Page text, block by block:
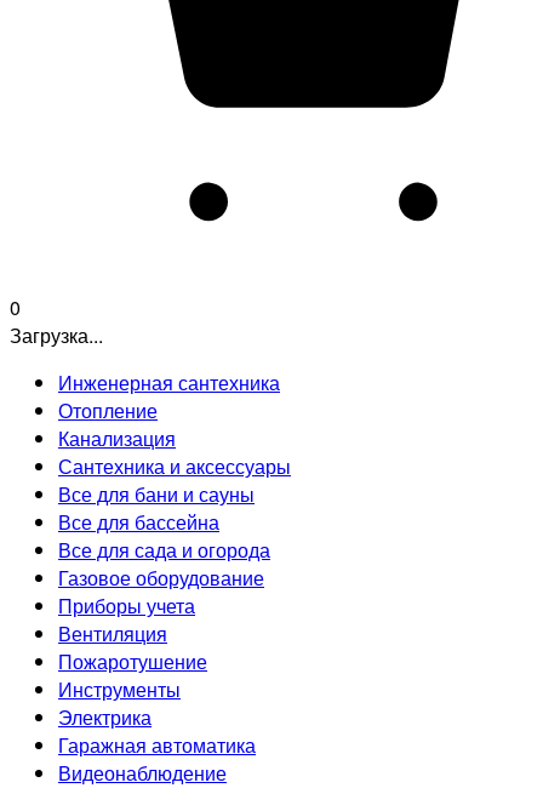
0
Загрузка...
Инженерная сантехника
Отопление
Канализация
Сантехника и аксессуары
Все для бани и сауны
Все для бассейна
Все для сада и огорода
Газовое оборудование
Приборы учета
Вентиляция
Пожаротушение
Инструменты
Электрика
Гаражная автоматика
Видеонаблюдение